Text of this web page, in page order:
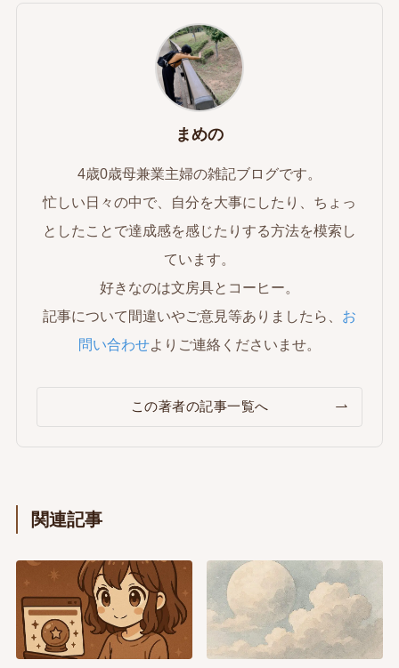
まめの
4歳0歳母兼業主婦の雑記ブログです。
忙しい日々の中で、自分を大事にしたり、ちょっ
としたことで達成感を感じたりする方法を模索し
ています。
好きなのは文房具とコーヒー。
記事について間違いやご意見等ありましたら、
お
問い合わせ よりご連絡くださいませ。
この著者の記事一覧へ
関連記事